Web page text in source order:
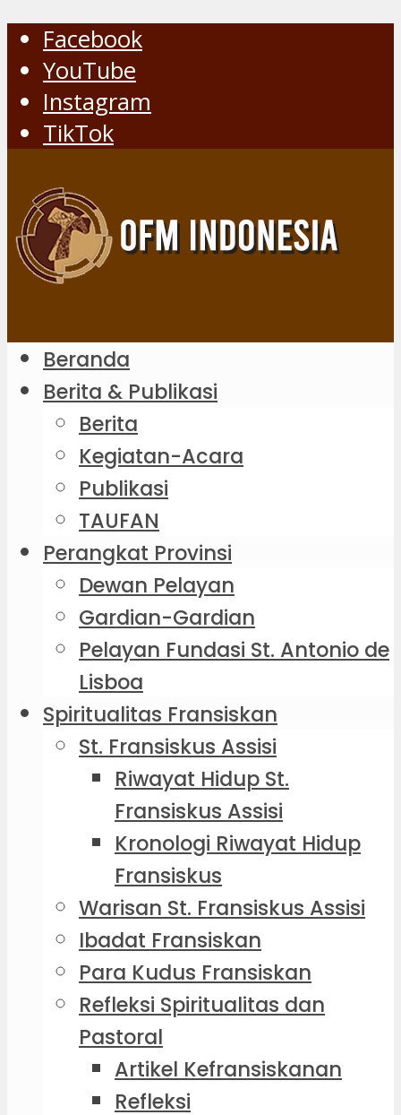
Facebook
YouTube
Instagram
TikTok
Beranda
Berita & Publikasi
Berita
Kegiatan-Acara
Publikasi
TAUFAN
Perangkat Provinsi
Dewan Pelayan
Gardian-Gardian
Pelayan Fundasi St. Antonio de
Lisboa
Spiritualitas Fransiskan
St. Fransiskus Assisi
Riwayat Hidup St.
Fransiskus Assisi
Kronologi Riwayat Hidup
Fransiskus
Warisan St. Fransiskus Assisi
Ibadat Fransiskan
Para Kudus Fransiskan
Refleksi Spiritualitas dan
Pastoral
Artikel Kefransiskanan
Refleksi